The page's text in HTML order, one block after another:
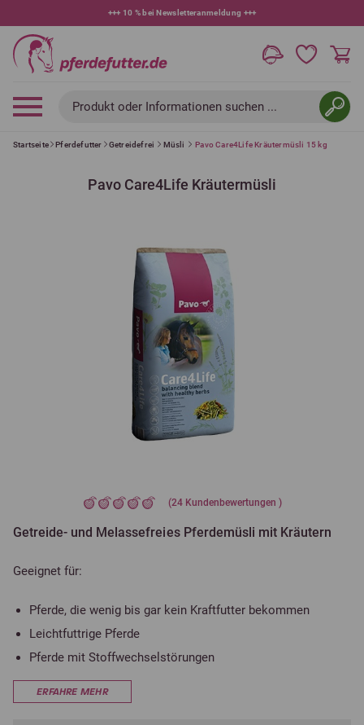
+++ 10 % bei Newsletteranmeldung +++
Produkt oder Informationen suchen ...
Startseite Pferdefutter Getreidefrei Müsli Pavo Care4Life Kräutermüsli 15 kg
Pavo Care4Life Kräutermüsli
(24Kundenbewertungen )
Getreide- und Melassefreies Pferdemüsli mit Kräutern
Geeignet für:
Pferde, die wenig bis gar kein Kraftfutter bekommen
Leichtfuttrige Pferde
Pferde mit Stoffwechselstörungen
ERFAHRE MEHR